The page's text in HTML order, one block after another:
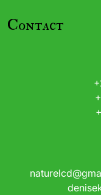
Contact